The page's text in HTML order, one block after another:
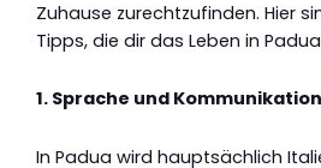
Zuhause zurechtzufinden. Hier
Tipps, die dir das Leben in
1. Sprache und
In Padua wird hauptsächlich